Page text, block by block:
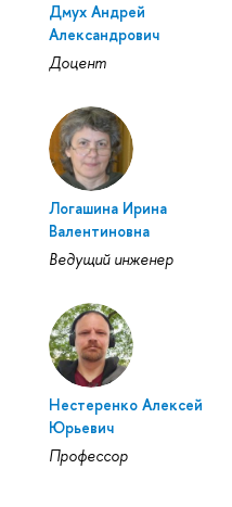
Дмух Андрей
Александрович
Доцент
Логашина Ирина
Валентиновна
Ведущий инженер
Нестеренко Алексей
Юрьевич
Профессор